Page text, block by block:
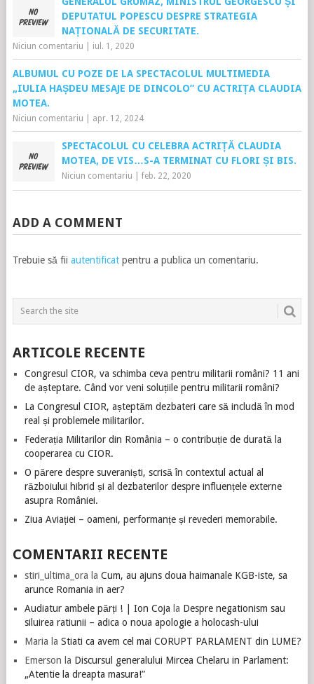
DEPUTATUL POPESCU DESPRE STRATEGIA
NAȚIONALĂ DE SECURITATE.
Niciun comentariu iul. 1, 2020
ALBUMUL CU POZE DE LA SPECTACOLUL MULTIMEDIA
„IULIA HAȘDEU MESAJE DE DINCOLO” CU ACTRIȚA CLAUDIA
MOTEA.
Niciun comentariu apr. 12, 2024
SPECTACOLUL CU CELEBRA ACTRIȚĂ CLAUDIA
MOTEA, DE VIS…S-A TERMINAT CU FLORI ȘI BIS.
Niciun comentariu feb. 22, 2020
ADD A COMMENT
Trebuie să fii autentificatpentru a publica un comentariu.
ARTICOLE RECENTE
Congresul CIOR, va schimba ceva pentru militarii români? 11 ani
de așteptare. Când vor veni soluțiile pentru militarii români?
La Congresul CIOR, așteptăm dezbateri care să includă în mod
real și problemele militarilor.
Federația Militarilor din România – o contribuție de durată la
cooperarea cu CIOR.
O părere despre suveraniști, scrisă în contextul actual al
războiului hibrid și al dezbaterilor despre influențele externe
asupra României.
Ziua Aviației – oameni, performanțe și revederi memorabile.
COMENTARII RECENTE
stiri_ultima_ora la Cum, au ajuns doua haimanale KGB-iste, sa
arunce Romania in aer?
Audiatur ambele părți ! | Ion Coja la Despre negationism sau
siluirea ratiunii – adica o noua apologie a holocash-ului
Maria la Stiati ca avem cel mai CORUPT PARLAMENT din LUME?
Emerson la Discursul generalului Mircea Chelaru in Parlament:
„Atentie la dreapta masura!”